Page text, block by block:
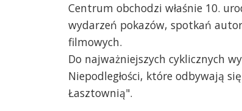
Centrum obchodzi właśnie 10.
wydarzeń pokazów, spotkań
filmowych.
Do najważniejszych cyklicznych
Niepodległości, które odbywają
Łasztownią".